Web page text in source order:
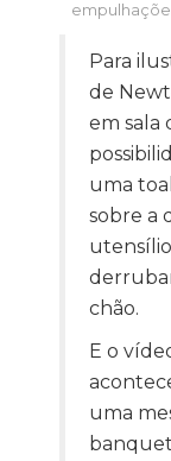
Para
de
em sala
uma
sobre a
chão.
E o
uma